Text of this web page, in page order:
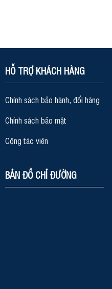
HỖ TRỢ KHÁCH HÀNG
Chính sách bảo hành, đổi hàng
Chính sách bảo mật
Cộng tác viên
BẢN ĐỒ CHỈ ĐƯỜNG